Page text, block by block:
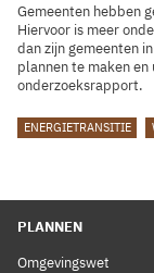
Gemeenten hebben
Hiervoor is meer
dan zijn gemeenten
plannen te maken en
onderzoeksrapport.
TAGS
ENERGIETRANSITIE
PLANNEN
Omgevingswet